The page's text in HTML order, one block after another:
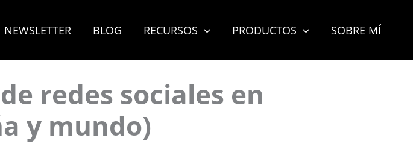
NEWSLETTER BLOG RECURSOS PRODUCTOS SOBRE MÍ
redes sociales en
y mundo)